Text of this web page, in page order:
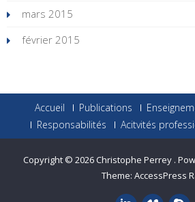
mars 2015
février 2015
Accueil Publications
Responsabilités
Acitvités
Copyright © 2026Christophe Perrey .
Theme: AccessPress